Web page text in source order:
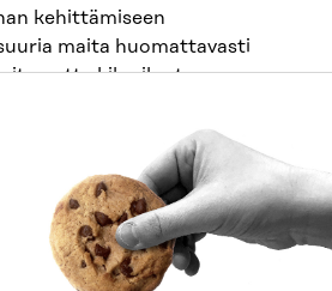
kehittämiseen
maita huomattavasti
mutta kilpailuetunamme on
yhteistyö, joka
maita nopeamman
ei kyetä
aiheuttaa se